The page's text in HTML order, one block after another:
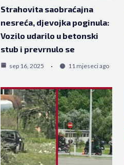
Strahovita saobraćajna
nesreća, djevojka poginula:
Vozilo udarilo u betonski
stub i prevrnulo se
sep 16, 2025 11 mjeseci ago